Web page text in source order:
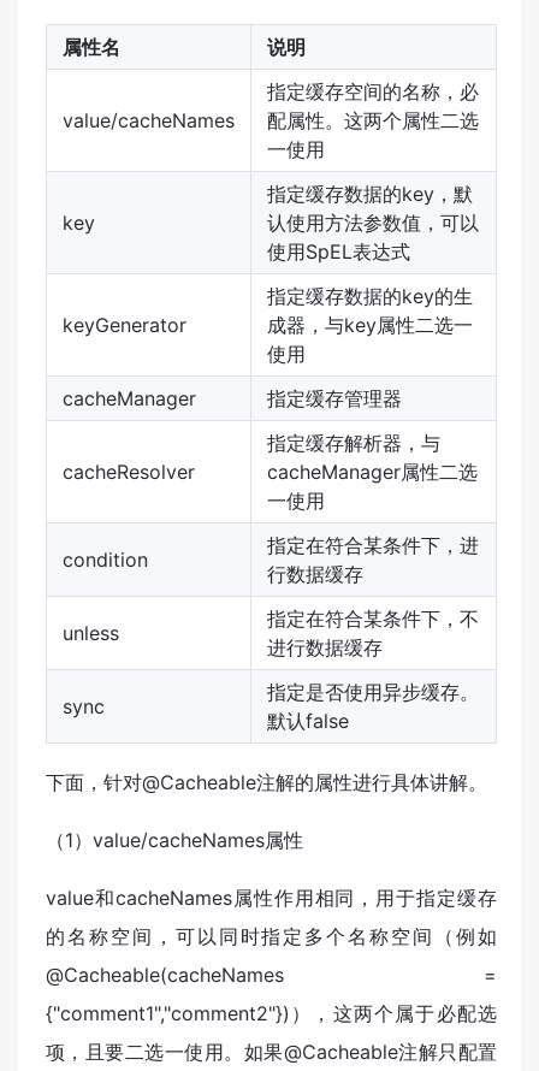
属性名 说明
value/cacheNames
指定缓存空间的名称，必
配属性。这两个属性二选
一使用
key
指定缓存数据的key，默
认使用方法参数值，可以
使用SpEL表达式
keyGenerator
指定缓存数据的key的生
成器，与key属性二选一
使用
cacheManager
指定缓存管理器
cacheResolver
指定缓存解析器，与
cacheManager属性二选
一使用
condition
指定在符合某条件下，进
行数据缓存
unless
指定在符合某条件下，不
进行数据缓存
sync
指定是否使用异步缓存。
默认false
下面，针对@Cacheable注解的属性进行具体讲解。
（1）value/cacheNames属性
value和cacheNames属性作用相同，用于指定缓存
的名称空间，可以同时指定多个名称空间（例如
@Cacheable(cacheNames =
{"comment1","comment2"})），这两个属于必配选
项，且要二选一使用。如果@Cacheable注解只配置